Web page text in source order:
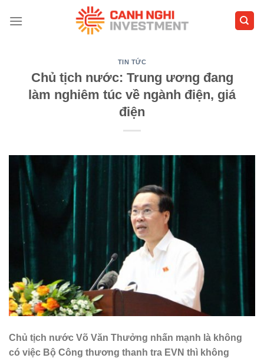
TIN TỨC
Chủ tịch nước: Trung ương đang
làm nghiêm túc về ngành điện, giá
điện
Chủ tịch nước Võ Văn Thưởng nhấn mạnh là không
có việc Bộ Công thương thanh tra EVN thì không